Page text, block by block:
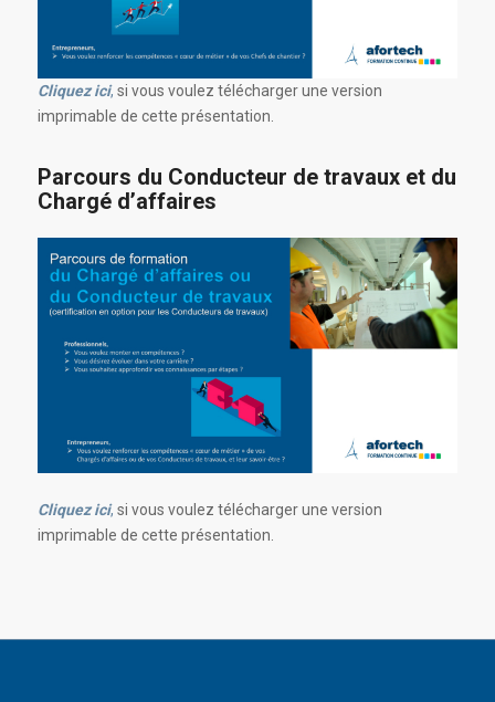
Cliquez ici, si vous voulez télécharger une version
imprimable de cette présentation.
Parcours du Conducteur de travaux et du
Chargé d’affaires
Cliquez ici, si vous voulez télécharger une version
imprimable de cette présentation.